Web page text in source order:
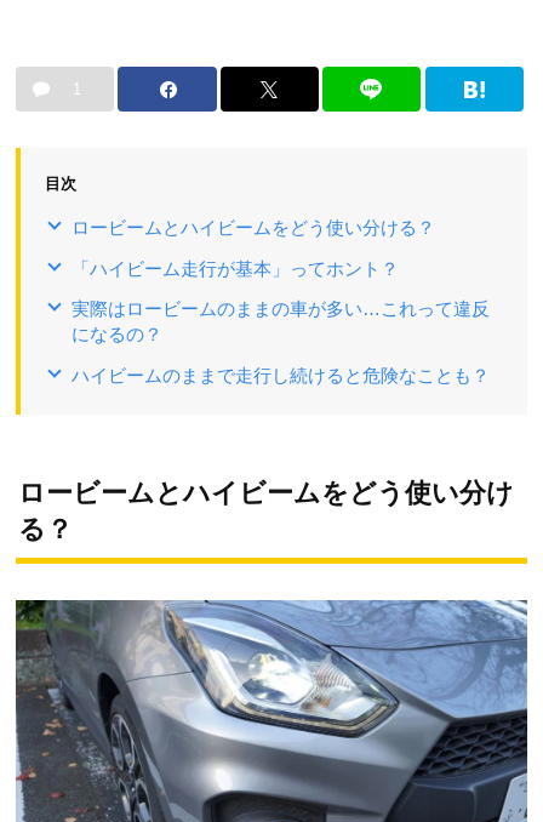
1
目次
ロービームとハイビームをどう使い分ける？
「ハイビーム走行が基本」ってホント？
実際はロービームのままの車が多い…これって違反
になるの？
ハイビームのままで走行し続けると危険なことも？
ロービームとハイビームをどう使い分け
る？